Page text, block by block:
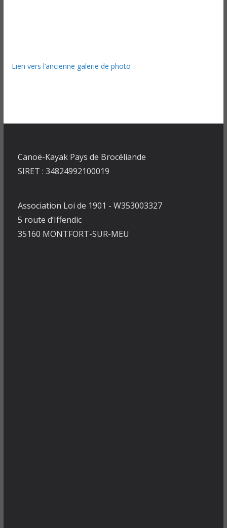
Lien vers l’ancienne galerie de photo
Canoë-Kayak Pays de Brocéliande
SIRET : 34824992100019
Association Loi de 1901 - W353003327
5 route d’Iffendic
35160 MONTFORT-SUR-MEU